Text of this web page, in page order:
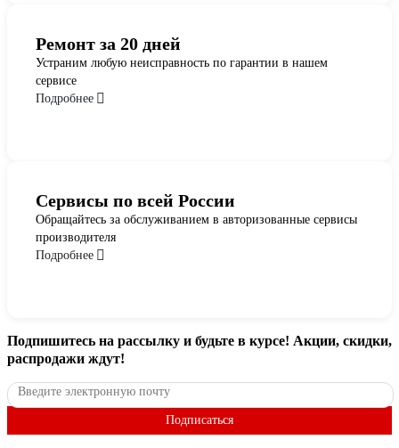
Ремонт за 20 дней
Устраним любую неисправность по гарантии в нашем
сервисе
Подробнее
Сервисы по всей России
Обращайтесь за обслуживанием в авторизованные сервисы
производителя
Подробнее
Подпишитесь на рассылку и будьте в курсе! Акции, скидки,
распродажи ждут!
Подписаться